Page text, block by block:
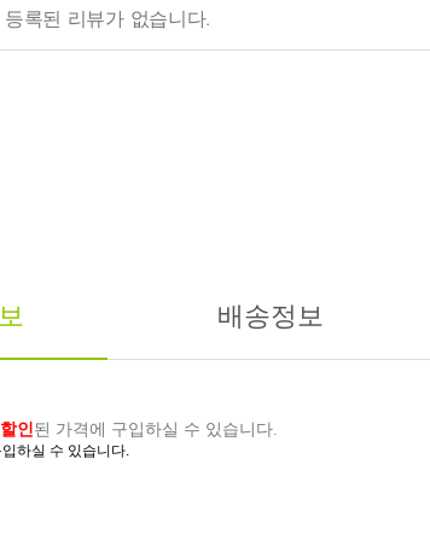
등록된 리뷰가 없습니다.
배송정보
인 된 가격에 구입하실 수 있습니다.
하실 수 있습니다.